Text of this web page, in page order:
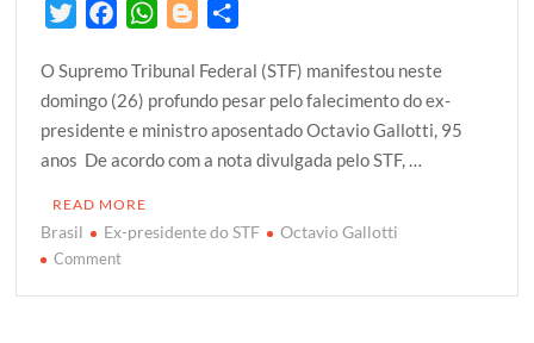
i
t
t
e
r
c
e
b
o
o
k
W
a
t
s
A
p
o
g
g
e
a
r
e
O Supremo Tribunal Federal (STF) manifestou neste
domingo (26) profundo pesar pelo falecimento do ex-
presidente e ministro aposentado Octavio Gallotti, 95
anos De acordo com a nota divulgada pelo STF, …
READ MORE
Brasil Ex-presidente do STF Octavio Gallotti
Commenton